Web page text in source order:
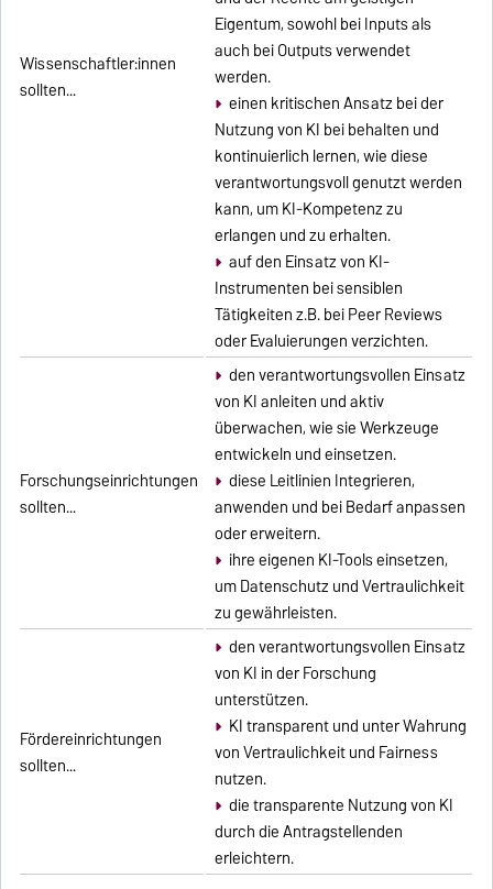
Wissenschaftler:innen
sollten...
Eigentum, sowohl bei Inputs als
auch bei Outputs verwendet
werden.
einen kritischen Ansatz bei der
Nutzung von KI bei behalten und
kontinuierlich lernen, wie diese
verantwortungsvoll genutzt werden
kann, um KI-Kompetenz zu
erlangen und zu erhalten.
auf den Einsatz von KI-
Instrumenten bei sensiblen
Tätigkeiten z.B. bei Peer Reviews
oder Evaluierungen verzichten.
Forschungseinrichtungen
sollten...
den verantwortungsvollen Einsatz
von KI anleiten und aktiv
überwachen, wie sie Werkzeuge
entwickeln und einsetzen.
diese Leitlinien Integrieren,
anwenden und bei Bedarf anpassen
oder erweitern.
ihre eigenen KI-Tools einsetzen,
um Datenschutz und Vertraulichkeit
zu gewährleisten.
Fördereinrichtungen
sollten...
den verantwortungsvollen Einsatz
von KI in der Forschung
unterstützen.
KI transparent und unter Wahrung
von Vertraulichkeit und Fairness
nutzen.
die transparente Nutzung von KI
durch die Antragstellenden
erleichtern.